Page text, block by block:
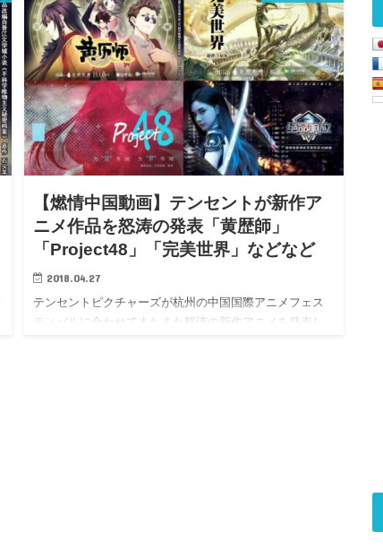
【燃情中国動画】テンセントが新作ア
ニメ作品を怒涛の発表「黄歴師」
「Project48」「完美世界」などなど
2018.04.27
テンセントピクチャーズが杭州の中国国際アニメフェス
ティバルに合わせてまたまた怒涛の新作アニメを発表し